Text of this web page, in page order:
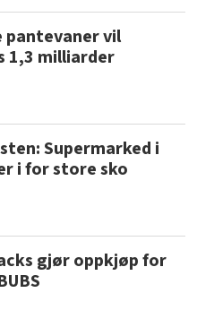
pantevaner vil
1,3 milliarder
Supermarked i
i for store sko
gjør oppkjøp for